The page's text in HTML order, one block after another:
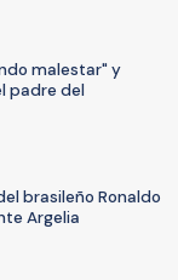
malestar" y
padre del
brasileño Ronaldo
Argelia